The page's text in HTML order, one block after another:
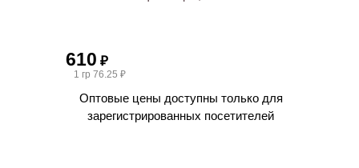
610 ₽
1 гр 76.25 ₽
Оптовые цены доступны только для
зарегистрированных посетителей